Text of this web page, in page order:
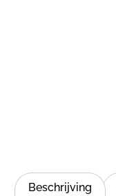
Beschrijving